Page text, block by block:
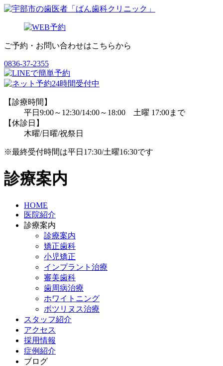
ご予約・お問い合わせはこちらから
0836-37-2355
【診療時間】
平日9:00～12:30/14:00～18:00 土曜 17:00まで
【休診日】
木曜/日曜/祝祭日
※最終受付時間は平日17:30/土曜16:30です
診療案内
HOME
医院紹介
診療案内
診療案内
矯正歯科
小児矯正
インプラント治療
審美歯科
歯周病治療
ホワイトニング
ボツリヌス治療
スタッフ紹介
アクセス
採用情報
症例紹介
ブログ